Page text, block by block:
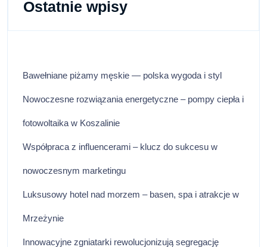
Ostatnie wpisy
Bawełniane piżamy męskie — polska wygoda i styl
Nowoczesne rozwiązania energetyczne – pompy ciepła i
fotowoltaika w Koszalinie
Współpraca z influencerami – klucz do sukcesu w
nowoczesnym marketingu
Luksusowy hotel nad morzem – basen, spa i atrakcje w
Mrzeżynie
Innowacyjne zgniatarki rewolucjonizują segregację